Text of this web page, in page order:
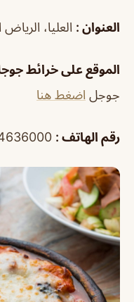
العنوان : العليا،
الموقع على خرائط
جوجل اضغط هنا
رقم الهاتف :